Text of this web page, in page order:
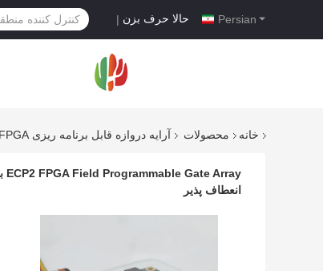
Persian حالا حرف بزن |
خانه محصولات آرایه دروازه قابل برنامه ریزی FPGA
انعطاف پذیر